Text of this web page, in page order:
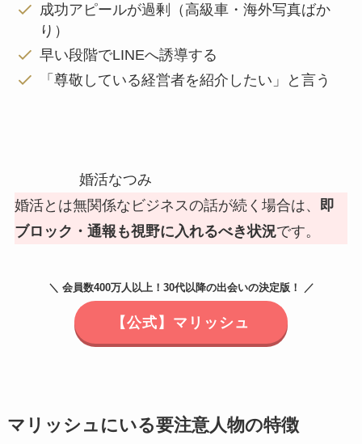
成功アピールが過剰（高級車・海外写真ばか
り）
早い段階でLINEへ誘導する
「尊敬している経営者を紹介したい」と言う
婚活なつみ
婚活とは無関係なビジネスの話が続く場合は、 即
ブロック・通報も視野に入れるべき状況です。
＼ 会員数400万人以上！30代以降の出会いの決定版！ ／
【公式】マリッシュ
マリッシュにいる要注意人物の特徴